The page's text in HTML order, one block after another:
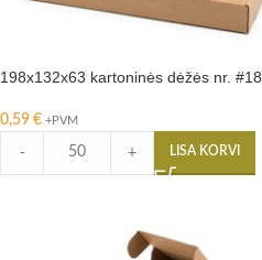
198x132x63 kartoninės dėžės nr. #18
0,59 € +PVM
- + LISA KORVI